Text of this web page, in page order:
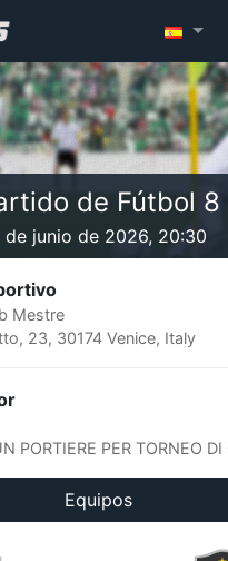
de Fútbol 8
de junio de 2026, 20:30
Mestre
23, 30174 Venice, Italy
PORTIERE PER TORNEO
Equipos